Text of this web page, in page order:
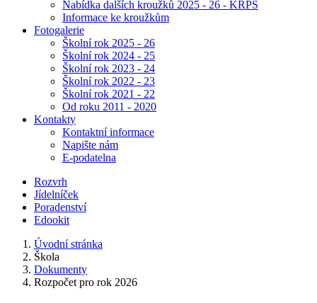
Nabídka dalších kroužků 2025 - 26 - KRPŠ
Informace ke kroužkům
Fotogalerie
Školní rok 2025 - 26
Školní rok 2024 - 25
Školní rok 2023 - 24
Školní rok 2022 - 23
Školní rok 2021 - 22
Od roku 2011 - 2020
Kontakty
Kontaktní informace
Napište nám
E-podatelna
Rozvrh
Jídelníček
Poradenství
Edookit
Úvodní stránka
Škola
Dokumenty
Rozpočet pro rok 2026